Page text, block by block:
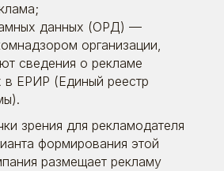
данных (ОРД) —
организации,
сведения о рекламе
в ЕРИР (Единый реестр
зрения для рекламодателя
формирования этой
размещает рекламу